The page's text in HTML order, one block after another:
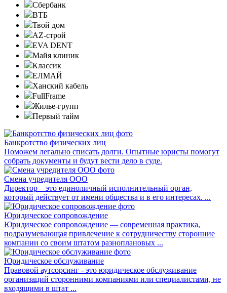
Сбербанк
ВТБ
Твой дом
AZ-строй
EVA DENT
Майя клиник
Классик
ЕЛМАЙ
Ханский кабель
FullFrame
Жилье-групп
Первый тайм
Банкротство физических лиц
Поможем легально списать долги. Опытные юристы помогут
собрать документы и будут вести дело в суде.
Смена учредителя ООО
Директор – это единоличный исполнительный орган,
который действует от имени общества и в его интересах. ...
Юридическое сопровождение
Юридическое сопровождение — современная практика,
подразумевающая привлечение к сотрудничеству сторонние
компании со своим штатом разноплановых ...
Юридическое обслуживание
Правовой аутсорсинг - это юридическое обслуживание
организаций сторонними компаниями или специалистами, не
входящими в штат ...